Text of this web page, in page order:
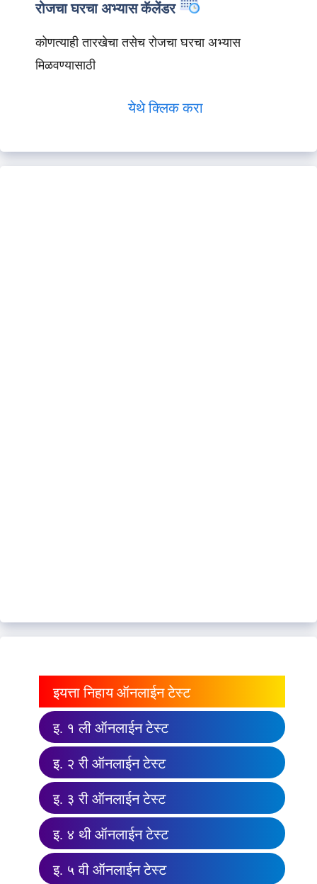
रोजचा घरचा अभ्यास कॅलेंडर
कोणत्याही तारखेचा तसेच रोजचा घरचा अभ्यास
मिळवण्यासाठी
येथे क्लिक करा
इयत्ता निहाय ऑनलाईन टेस्ट
इ. १ ली ऑनलाईन टेस्ट
इ. २ री ऑनलाईन टेस्ट
इ. ३ री ऑनलाईन टेस्ट
इ. ४ थी ऑनलाईन टेस्ट
इ. ५ वी ऑनलाईन टेस्ट